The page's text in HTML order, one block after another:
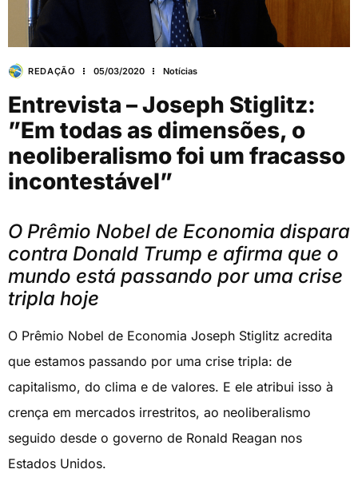
REDAÇÃO 05/03/2020 Notícias
Entrevista – Joseph Stiglitz:
”Em todas as dimensões, o
neoliberalismo foi um fracasso
incontestável”
O Prêmio Nobel de Economia dispara
contra Donald Trump e afirma que o
mundo está passando por uma crise
tripla hoje
O Prêmio Nobel de Economia Joseph Stiglitz acredita
que estamos passando por uma crise tripla: de
capitalismo, do clima e de valores. E ele atribui isso à
crença em mercados irrestritos, ao neoliberalismo
seguido desde o governo de Ronald Reagan nos
Estados Unidos.